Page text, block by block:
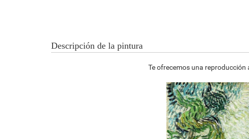
Descripción de la pintura
Te ofrecemos una reproducción